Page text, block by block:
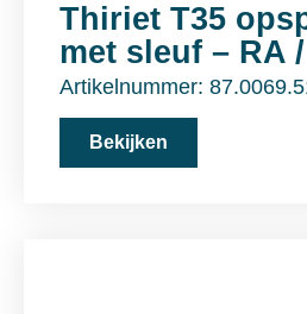
Thiriet T35
met sleuf – RA
Artikelnummer:
Bekijken